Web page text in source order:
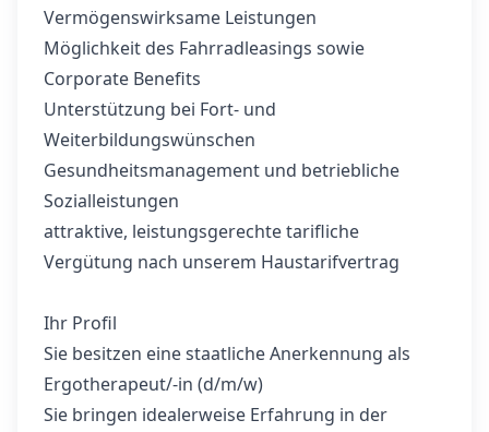
Vermögenswirksame Leistungen
Möglichkeit des Fahrradleasings sowie
Corporate Benefits
Unterstützung bei Fort- und
Weiterbildungswünschen
Gesundheitsmanagement und betriebliche
Sozialleistungen
attraktive, leistungsgerechte tarifliche
Vergütung nach unserem Haustarifvertrag
Ihr Profil
Sie besitzen eine staatliche Anerkennung als
Ergotherapeut/-in (d/m/w)
Sie bringen idealerweise Erfahrung in der